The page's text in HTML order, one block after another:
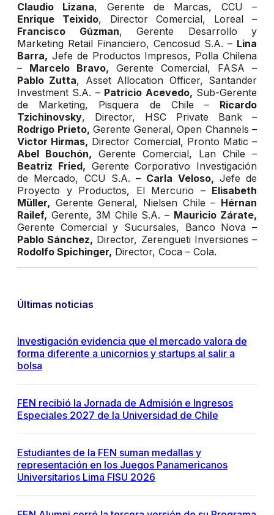
Claudio Lizana, Gerente de Marcas, CCU –
Enrique Teixido, Director Comercial, Loreal –
Francisco Gúzman, Gerente Desarrollo y
Marketing Retail Financiero, Cencosud S.A. – Lina
Barra, Jefe de Productos Impresos, Polla Chilena
– Marcelo Bravo, Gerente Comercial, FASA –
Pablo Zutta, Asset Allocation Officer, Santander
Investment S.A. – Patricio Acevedo, Sub-Gerente
de Marketing, Pisquera de Chile – Ricardo
Tzichinovsky, Director, HSC Private Bank –
Rodrigo Prieto, Gerente General, Open Channels –
Victor Hirmas, Director Comercial, Pronto Matic –
Abel Bouchón, Gerente Comercial, Lan Chile –
Beatriz Fried, Gerente Corporativo Investigación
de Mercado, CCU S.A. – Carla Veloso, Jefe de
Proyecto y Productos, El Mercurio – Elisabeth
Müller, Gerente General, Nielsen Chile – Hérnan
Railef, Gerente, 3M Chile S.A. – Mauricio Zárate,
Gerente Comercial y Sucursales, Banco Nova –
Pablo Sánchez, Director, Zerengueti Inversiones –
Rodolfo Spichinger, Director, Coca – Cola.
Últimas noticias
Investigación evidencia que el mercado valora de
forma diferente a unicornios y startups al salir a
bolsa
FEN recibió la Jornada de Admisión e Ingresos
Especiales 2027 de la Universidad de Chile
Estudiantes de la FEN suman medallas y
representación en los Juegos Panamericanos
Universitarios Lima FISU 2026